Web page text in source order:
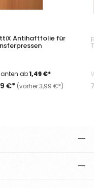
Antihaftfolie für
ab1,49 €*
€* (vorher 3,99 €*)